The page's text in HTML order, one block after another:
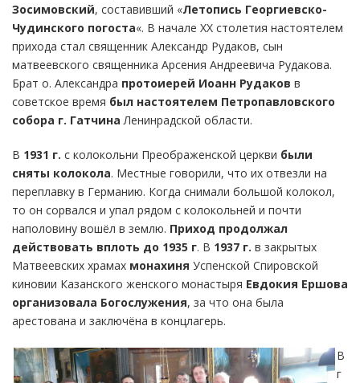
Зосимовский, составивший «Летопись Георгиевско-
Чудинского погоста«. В начале XX столетия настоятелем
прихода стал священник Александр Рудаков, сын
матвеевского священника Арсения Андреевича Рудакова.
Брат о. Александра протоиерей Иоанн Рудаков в
советское время был настоятелем Петропавловского
собора г. Гатчина Ленинрадской области.
В 1931 г. с колокольни Преображенской церкви были
сняты колокола. Местные говорили, что их отвезли на
переплавку в Германию. Когда снимали большой колокол,
то он сорвался и упал рядом с колокольней и почти
наполовину вошёл в землю. Приход продолжал
действовать вплоть до 1935 г. В 1937 г. в закрытых
Матвеевских храмах монахиня Успенской Спировской
киновии Казанского женского монастыря Евдокия Ершова
организовала Богослужения, за что она была
арестована и заключёна в концлагерь.
В
г